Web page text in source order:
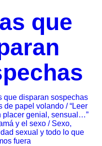
que
que disparan sospechas
de papel volando / “Leer
placer genial, sensual…”
y el sexo / Sexo,
sexual y todo lo que
fuera